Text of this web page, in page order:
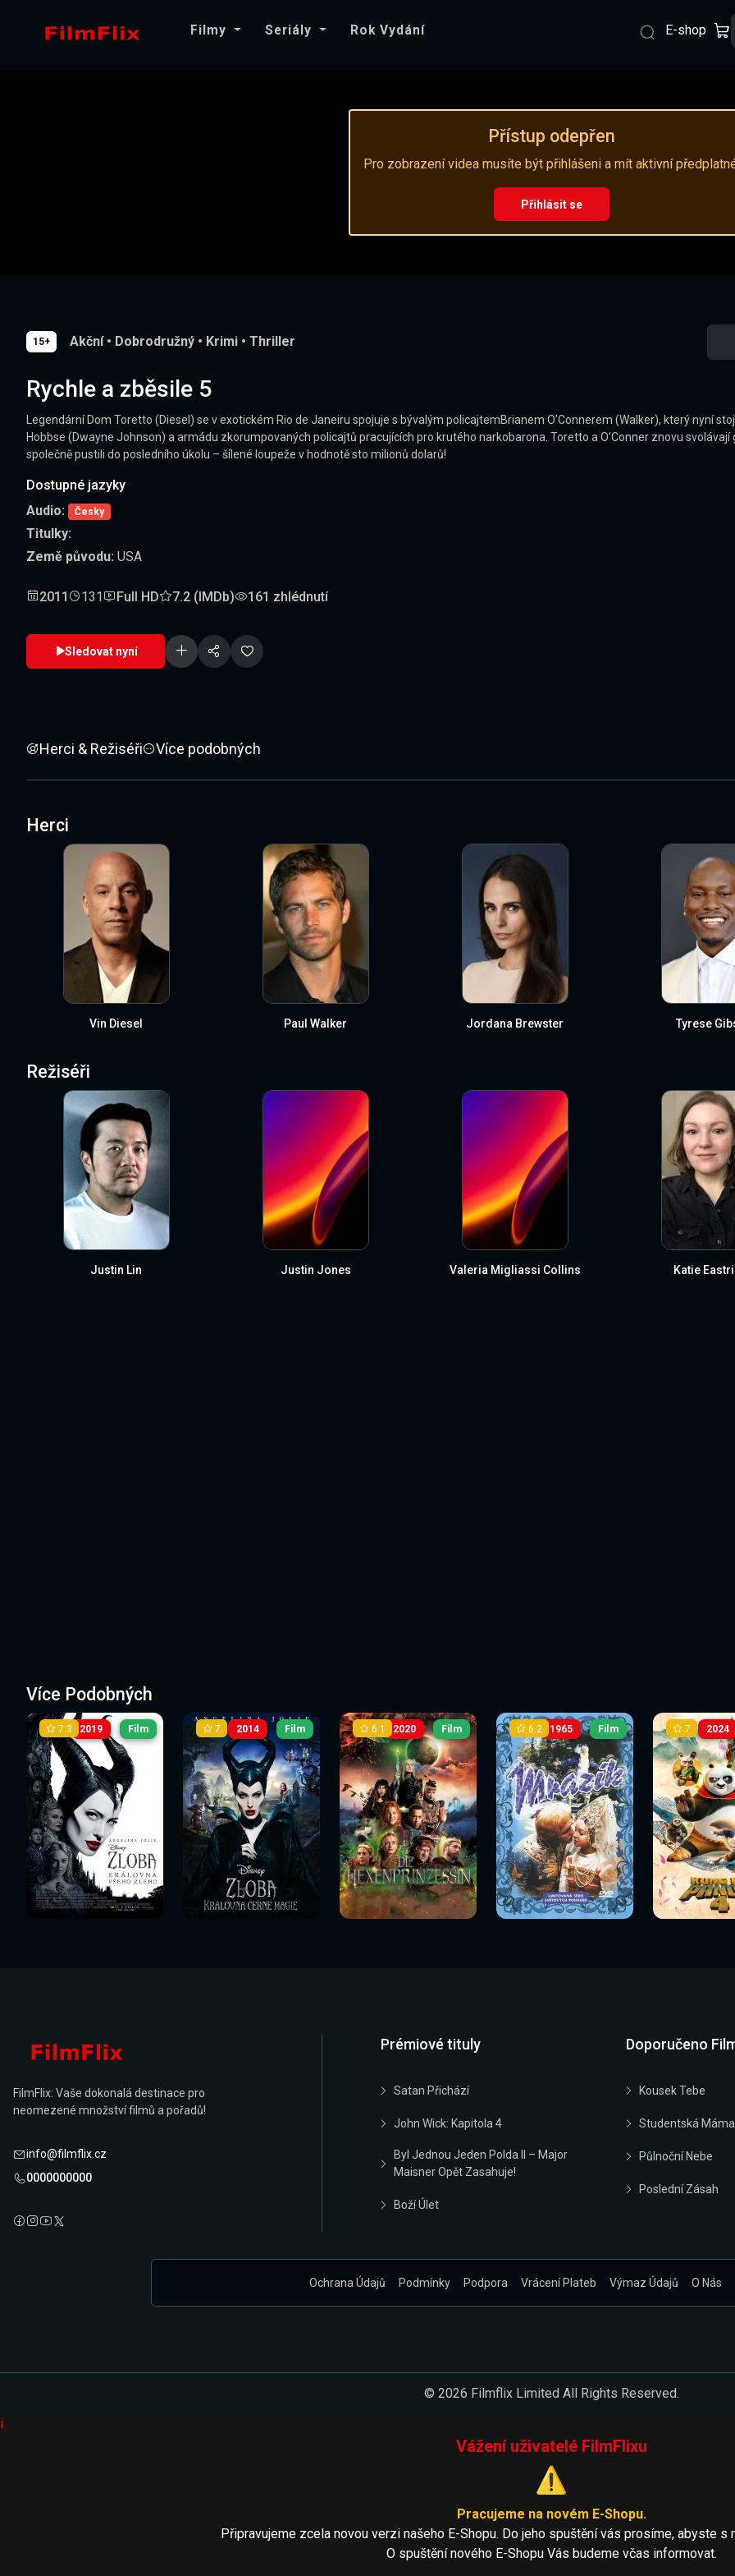
Filmy Seriály Rok Vydání E-shop
Přístup odepřen
Pro zobrazení videa musíte být přihlášeni a mít aktivní
Přihlásit se
15+ Akční • Dobrodružný • Krimi • Thriller
Rychle a zběsile 5
Legendární Dom Toretto (Diesel) se v exotickém Rio de Janeiru spojuje s bývalým policajtemBrianem O’Connerem (Walker), který nyní
Hobbse (Dwayne Johnson) a armádu zkorumpovaných policajtů pracujících pro krutého narkobarona. Toretto a O’Conner znovu
společně pustili do posledního úkolu – šílené loupeže v hodnotě sto milionů dolarů!
Dostupné jazyky
Audio:
Česky
Titulky:
Země původu: USA
2011 131 Full HD 7.2 (IMDb) 161 zhlédnutí
Sledovat nyní
Herci & Režiséři Více podobných
Herci
Vin Diesel Paul Walker Jordana Brewster Tyrese
Režiséři
Justin Lin Justin Jones Valeria Migliassi Collins Katie
Více Podobných
2019
Sledovat
nyní
7.3 Film
Sledovat nyní
2014
Sledovat
nyní
7 Film
Sledovat nyní
2020
Sledovat
nyní
6.1 Film
Sledovat nyní
1965
Sledovat
nyní
6.2 Film
Sledovat nyní
2024
Sledovat
nyní
7
Sledovat
FilmFlix: Vaše dokonalá destinace pro
neomezené množství filmů a pořadů!
info@filmflix.cz
0000000000
Prémiové tituly
Satan Přichází
John Wick: Kapitola 4
Byl Jednou Jeden Polda II – Major
Maisner Opět Zasahuje!
Boží Úlet
Doporučeno
Kousek Tebe
Studentská Máma
Půlnoční Nebe
Poslední Zásah
Ochrana Údajů Podmínky Podpora Vrácení Plateb Výmaz Údajů O Nás
© 2026 Filmflix Limited All Rights Reserved.
i
Vážení uživatelé FilmFlixu
⚠️
Pracujeme na novém E-Shopu.
Připravujeme zcela novou verzi našeho E-Shopu. Do jeho spuštění vás prosíme, abyste s
O spuštění nového E-Shopu Vás budeme včas informovat.